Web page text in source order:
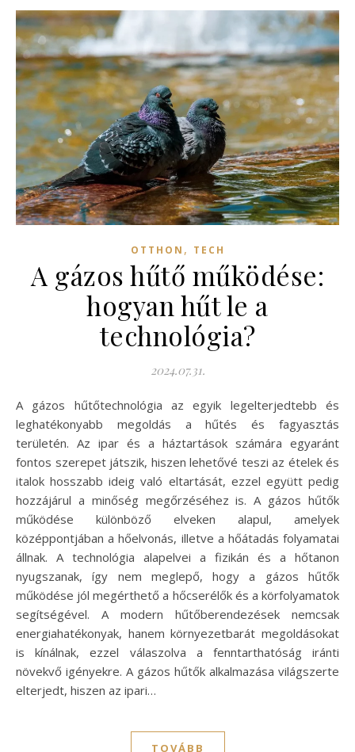
OTTHON , TECH
A gázos hűtő működése:
hogyan hűt le a
technológia?
2024.07.31.
A gázos hűtőtechnológia az egyik legelterjedtebb és
leghatékonyabb megoldás a hűtés és fagyasztás
területén. Az ipar és a háztartások számára egyaránt
fontos szerepet játszik, hiszen lehetővé teszi az ételek és
italok hosszabb ideig való eltartását, ezzel együtt pedig
hozzájárul a minőség megőrzéséhez is. A gázos hűtők
működése különböző elveken alapul, amelyek
középpontjában a hőelvonás, illetve a hőátadás folyamatai
állnak. A technológia alapelvei a fizikán és a hőtanon
nyugszanak, így nem meglepő, hogy a gázos hűtők
működése jól megérthető a hőcserélők és a körfolyamatok
segítségével. A modern hűtőberendezések nemcsak
energiahatékonyak, hanem környezetbarát megoldásokat
is kínálnak, ezzel válaszolva a fenntarthatóság iránti
növekvő igényekre. A gázos hűtők alkalmazása világszerte
elterjedt, hiszen az ipari…
TOVÁBB